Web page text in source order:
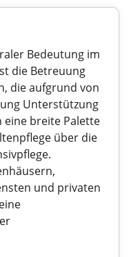
Bedeutung im
die Betreuung
die aufgrund von
Unterstützung
eine breite Palette
über die
und privaten